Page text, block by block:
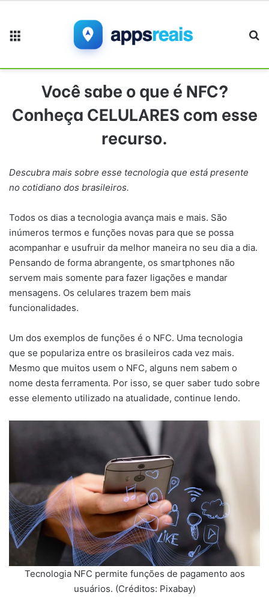
Você sabe o que é NFC?
Conheça CELULARES com esse
recurso.
Descubra mais sobre esse tecnologia que está presente
no cotidiano dos brasileiros.
Todos os dias a tecnologia avança mais e mais. São
inúmeros termos e funções novas para que se possa
acompanhar e usufruir da melhor maneira no seu dia a dia.
Pensando de forma abrangente, os smartphones não
servem mais somente para fazer ligações e mandar
mensagens. Os celulares trazem bem mais
funcionalidades.
Um dos exemplos de funções é o NFC. Uma tecnologia
que se populariza entre os brasileiros cada vez mais.
Mesmo que muitos usem o NFC, alguns nem sabem o
nome desta ferramenta. Por isso, se quer saber tudo sobre
esse elemento utilizado na atualidade, continue lendo.
Tecnologia NFC permite funções de pagamento aos
usuários. (Créditos: Pixabay)